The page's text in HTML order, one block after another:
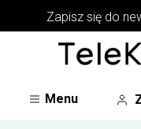
Zapisz się do
Menu